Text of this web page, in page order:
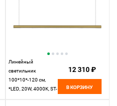
Линейный
светильник
100*10*-120 см,
*LED, 20W, 4000K, ST-
12 310 ₽
В КОРЗИНУ